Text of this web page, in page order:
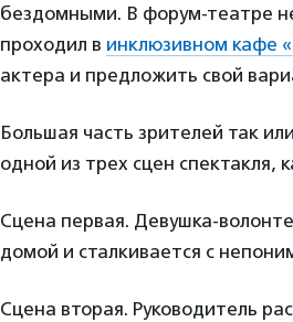
бездомными. В форум-театре
проходил в инклюзивном кафе
актера и предложить свой
Большая часть зрителей так
одной из трех сцен спектакля,
Сцена первая. Девушка-
домой и сталкивается с
Сцена вторая. Руководитель